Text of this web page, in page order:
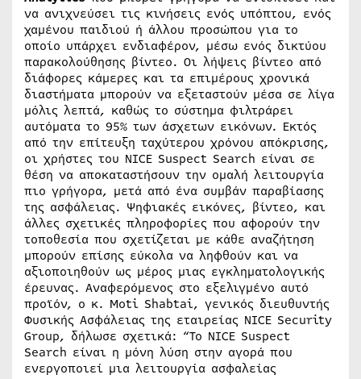
να ανιχνεύσει τις κινήσεις ενός υπόπτου, ενός
χαμένου παιδιού ή άλλου προσώπου για το
οποίο υπάρχει ενδιαφέρον, μέσω ενός δικτύου
παρακολούθησης βίντεο. Οι λήψεις βίντεο από
διάφορες κάμερες και τα επιμέρους χρονικά
διαστήματα μπορούν να εξεταστούν μέσα σε λίγα
μόλις λεπτά, καθώς το σύστημα φιλτράρει
αυτόματα το 95% των άσχετων εικόνων. Εκτός
από την επίτευξη ταχύτερου χρόνου απόκρισης,
οι χρήστες του NICE Suspect Search είναι σε
θέση να αποκαταστήσoυν την ομαλή λειτουργία
πιο γρήγορα, μετά από ένα συμβάν παραβίασης
της ασφάλειας. Ψηφιακές εικόνες, βίντεο, και
άλλες σχετικές πληροφορίες που αφορούν την
τοποθεσία που σχετίζεται με κάθε αναζήτηση
μπορούν επίσης εύκολα να ληφθούν και να
αξιοποιηθούν ως μέρος μιας εγκληματολογικής
έρευνας. Αναφερόμενος στο εξελιγμένο αυτό
προϊόν, ο κ. Moti Shabtai, γενικός διευθυντής
Φυσικής Ασφάλειας της εταιρείας NICE Security
Group, δήλωσε σχετικά: “Το NICE Suspect
Search είναι η μόνη λύση στην αγορά που
ενεργοποιεί μια λειτουργία ασφαλείας